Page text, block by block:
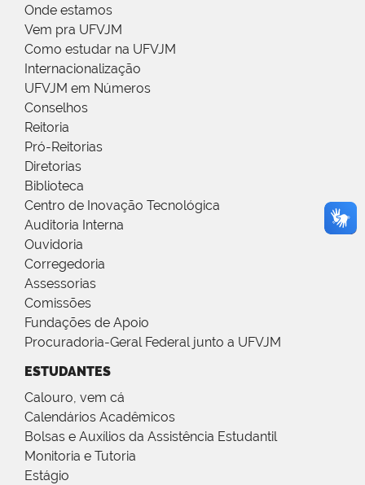
Onde estamos
Vem pra UFVJM
Como estudar na UFVJM
Internacionalização
UFVJM em Números
Conselhos
Reitoria
Pró-Reitorias
Diretorias
Biblioteca
Centro de Inovação Tecnológica
Auditoria Interna
Ouvidoria
Corregedoria
Assessorias
Comissões
Fundações de Apoio
Procuradoria-Geral Federal junto a UFVJM
ESTUDANTES
Calouro, vem cá
Calendários Acadêmicos
Bolsas e Auxílios da Assistência Estudantil
Monitoria e Tutoria
Estágio